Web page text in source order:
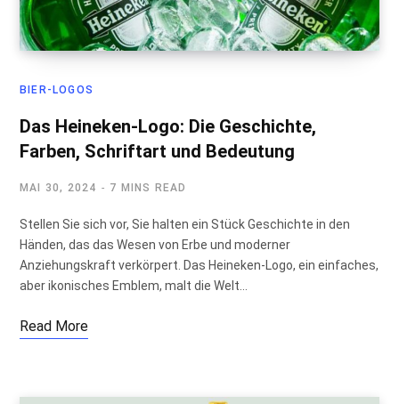
BIER-LOGOS
Das Heineken-Logo: Die Geschichte,
Farben, Schriftart und Bedeutung
MAI 30, 2024 7 MINS READ
Stellen Sie sich vor, Sie halten ein Stück Geschichte in den
Händen, das das Wesen von Erbe und moderner
Anziehungskraft verkörpert. Das Heineken-Logo, ein einfaches,
aber ikonisches Emblem, malt die Welt…
Read More